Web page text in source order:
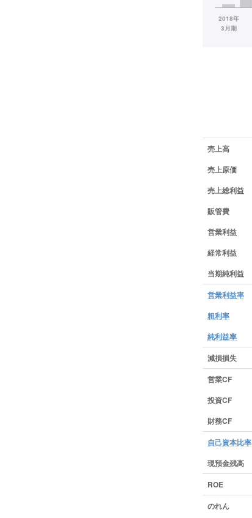
業績データ一覧
売上高
売上原価
売上総利益
販管費
営業利益
経常利益
当期純利益
営業利益率
粗利率
純利益率
減損損失
営業CF
投資CF
財務CF
自己資本比率
現預金残高
ROE
のれん